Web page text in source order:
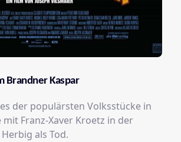
Brandner Kaspar
der populärsten Volksstücke in
Franz-Xaver Kroetz in der
als Tod.